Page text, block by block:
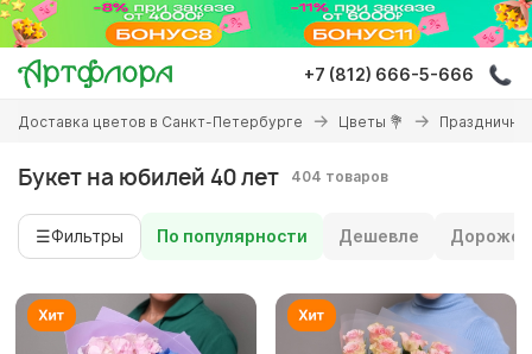
Перейти
основному
содержанию
+7 (812) 666-5-666
Вы
здесь
Доставка цветов в Санкт-Петербурге Цветы 💐
Букет на юбилей 40 лет 404 товаров
☰Фильтры По популярности Дешевле Дороже